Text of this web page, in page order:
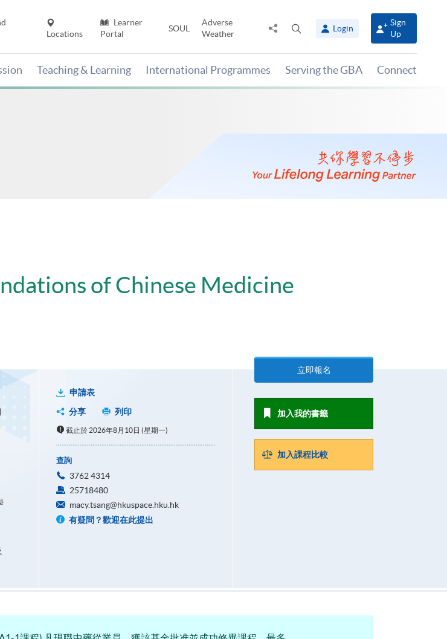
Locations
Learner
Portal
SOUL
Adverse
Weather
Share
panel
Login
Sign
Up
Teaching & Learning International Programmes Serving the GBA Connect
of Chinese Medicine
申請表
分享
列印
截止於 2026年8月10日 (星期一)
查詢
3762 4314
25718480
macy.tsang@hkuspace.hku.hk
有疑問？歡迎在此提出
立即報名
加入我的書籤
加入課程比較